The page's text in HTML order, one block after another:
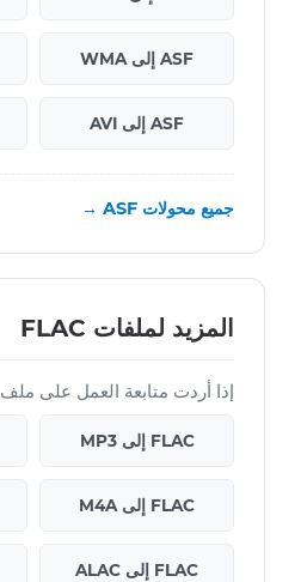
ASF إلى WMA
ASF إلى AVI
جميع محولات ASF →
المزيد لملفات FLAC
إذا أردت متابعة العمل على ملف FLAC النهائي، جرّب:
FLAC إلى MP3
FLAC إلى M4A
FLAC إلى ALAC